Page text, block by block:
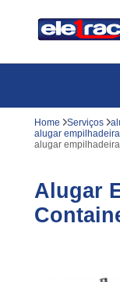
Home Serviços
alugar
alugar
Alugar